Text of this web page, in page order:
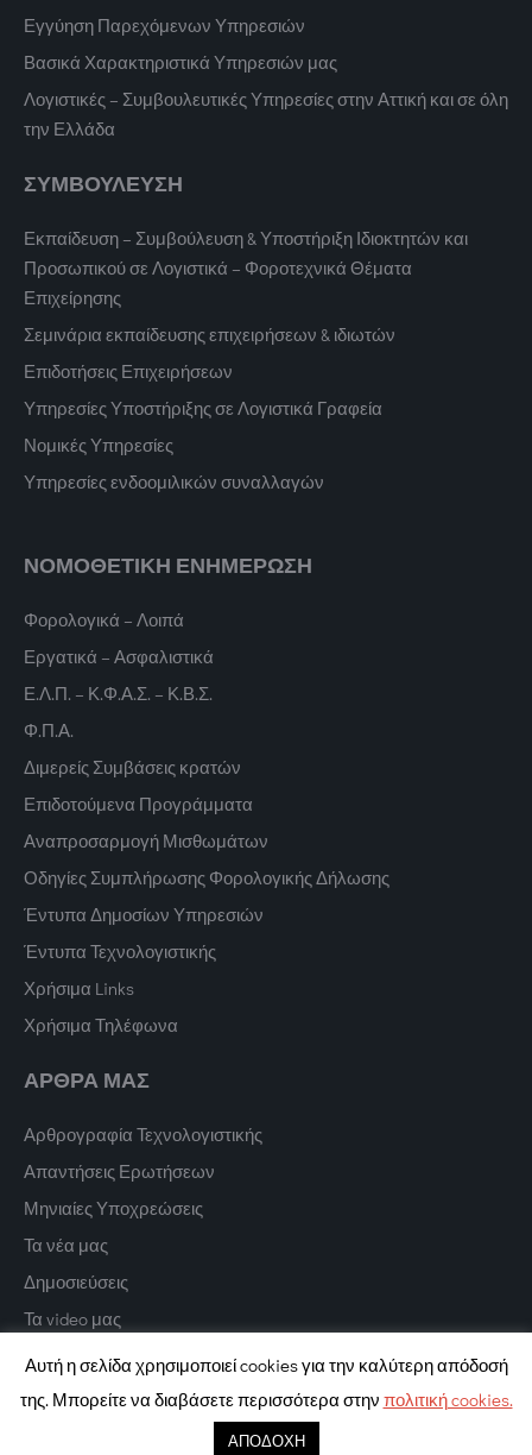
Εγγύηση Παρεχόμενων Υπηρεσιών
Βασικά Χαρακτηριστικά Υπηρεσιών μας
Λογιστικές – Συμβουλευτικές Υπηρεσίες στην Αττική και σε όλη
την Ελλάδα
ΣΥΜΒΟΥΛΕΥΣΗ
Εκπαίδευση – Συμβούλευση & Υποστήριξη Ιδιοκτητών και
Προσωπικού σε Λογιστικά – Φοροτεχνικά Θέματα
Επιχείρησης
Σεμινάρια εκπαίδευσης επιχειρήσεων & ιδιωτών
Επιδοτήσεις Επιχειρήσεων
Υπηρεσίες Υποστήριξης σε Λογιστικά Γραφεία
Νομικές Υπηρεσίες
Υπηρεσίες ενδοομιλικών συναλλαγών
ΝΟΜΟΘΕΤΙΚΗ ΕΝΗΜΕΡΩΣΗ
Φορολογικά – Λοιπά
Εργατικά – Ασφαλιστικά
Ε.Λ.Π. – Κ.Φ.Α.Σ. – Κ.Β.Σ.
Φ.Π.Α.
Διμερείς Συμβάσεις κρατών
Επιδοτούμενα Προγράμματα
Αναπροσαρμογή Μισθωμάτων
Οδηγίες Συμπλήρωσης Φορολογικής Δήλωσης
Έντυπα Δημοσίων Υπηρεσιών
Έντυπα Τεχνολογιστικής
Χρήσιμα Links
Χρήσιμα Τηλέφωνα
ΑΡΘΡΑ ΜΑΣ
Αρθρογραφία Τεχνολογιστικής
Απαντήσεις Ερωτήσεων
Μηνιαίες Υποχρεώσεις
Τα νέα μας
Δημοσιεύσεις
Τα video μας
Copyright © 2022 Texnologistiki. All Rights Reserved.
Αυτή η σελίδα χρησιμοποιεί cookies για την καλύτερη απόδοσή
της. Μπορείτε να διαβάσετε περισσότερα στην πολιτική cookies.
ΑΠΟΔΟΧΗ